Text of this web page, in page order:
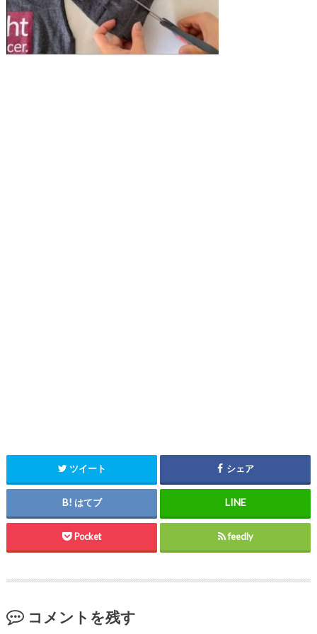
ツイート シェア
はてブ
Pocket feedly
コメントを残す